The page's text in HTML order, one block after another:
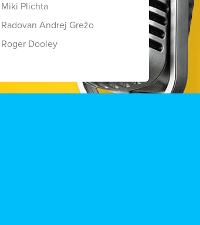
Miki Plichta
Radovan Andrej Grežo
Roger Dooley